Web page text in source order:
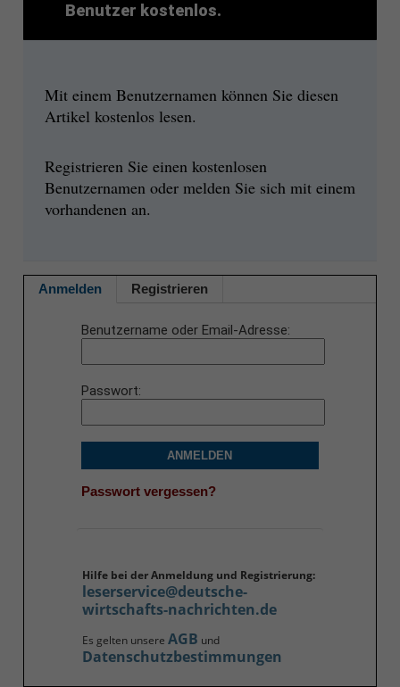
Benutzer kostenlos.
Mit einem Benutzernamen können Sie diesen
Artikel kostenlos lesen.
Registrieren Sie einen kostenlosen
Benutzernamen oder melden Sie sich mit einem
vorhandenen an.
Anmelden Registrieren
Benutzername oder Email-Adresse
Passwort
ANMELDEN
Passwort vergessen?
Hilfe bei der Anmeldung und Registrierung:
leserservice@deutsche-
wirtschafts-nachrichten.de
Es gelten unsere AGB und
Datenschutzbestimmungen